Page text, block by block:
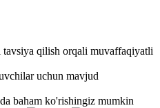
qilish orqali muvaffaqiyatli
uchun mavjud
baham ko'rishingiz mumkin